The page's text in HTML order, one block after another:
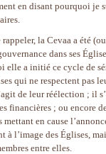
en disant pourquoi je
la Cevaa a été
dans ses
elle a initié ce cycle de
qui ne respectent pas
de leur réélection ; il
financières ; ou encore
en cause
à l’image des Églises,
entre elles.